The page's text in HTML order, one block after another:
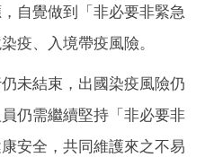
自覺做到「非必要非緊急
疫、入境帶疫風險。
未結束，出國染疫風險仍
仍需繼續堅持「非必要非
安全，共同維護來之不易